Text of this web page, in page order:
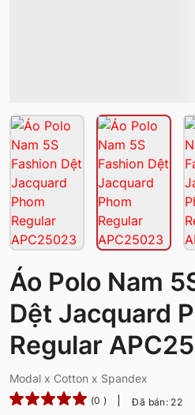
Áo Polo Nam
Dệt Jacquard
Regular
Modal x Cotton x Spandex
(0 ) Đã bán: 22